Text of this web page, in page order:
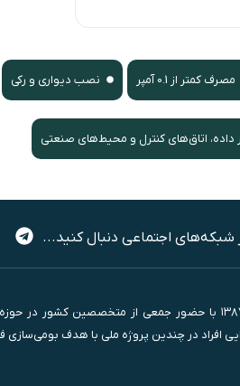
مصرف کمتر از 0.1 آمپر نصب دیواری و رکی
داده، اتاق‌های کنترل و محیط‌های صنعتی
شبکه‌های اجتماعی دنبال کنید...
پروچیستا در سال ۱۳۸۷ با حضور جمعی از متخصصین
افراد در چندین پروژه ملی‌ با هدف بومی‌سازی